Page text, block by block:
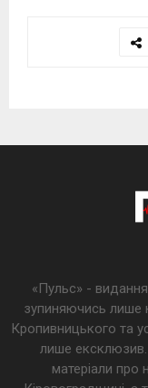
«Пульс» -
зупиняючись лише
Кропивницького та
лише ексклюзив.
матеріали про